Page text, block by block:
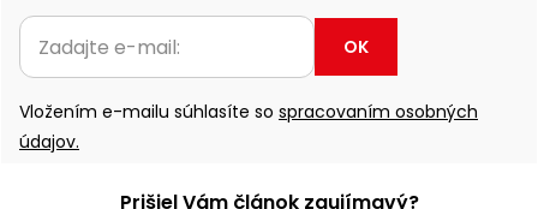
OK
Vložením e-mailu súhlasíte so spracovaním osobných
údajov.
Prišiel Vám článok zaujímavý?